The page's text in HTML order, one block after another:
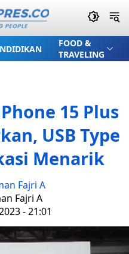
FOOD &
TRAVELING
15 Plus
USB Type
Menarik
Fajri A
Fajri A
- 21:01